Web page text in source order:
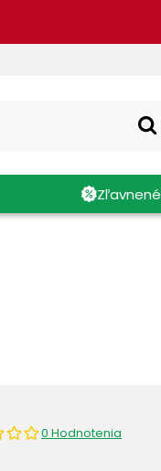
Zľavnené
0 Hodnotenia